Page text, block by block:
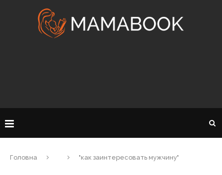
Головна "как заинтересовать мужчину"